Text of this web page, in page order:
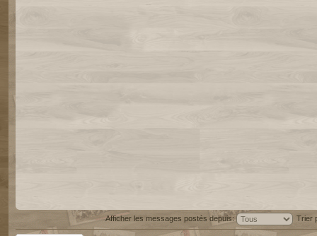
Afficher les messages postés depuis: Trier